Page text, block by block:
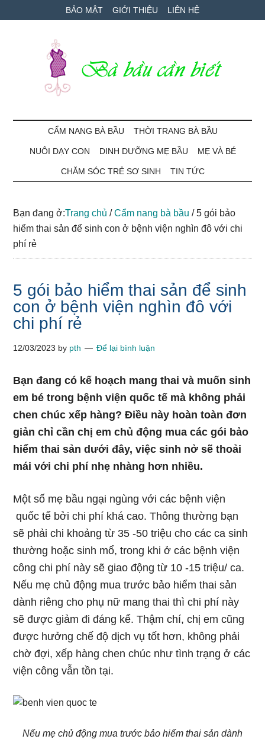
to
to
qua
BẢO MẬT GIỚI THIỆU LIÊN HỆ
Bà
Bầu
Cần
Biết
bé
CẨM NANG BÀ BẦU THỜI TRANG BÀ BẦU
NUÔI DẠY CON DINH DƯỠNG MẸ BẦU MẸ VÀ BÉ
CHĂM SÓC TRẺ SƠ SINH TIN TỨC
Bạn đang ở:Trang chủ / Cẩm nang bà bầu /5 gói bảo
hiểm thai sản để sinh con ở bệnh viện nghìn đô với chi
phí rẻ
5 gói bảo hiểm thai sản để sinh
con ở bệnh viện nghìn đô với
chi phí rẻ
12/03/2023 by pth Để lại bình luận
Bạn đang có kế hoạch mang thai và muốn sinh
em bé trong bệnh viện quốc tế mà không phải
chen chúc xếp hàng? Điều này hoàn toàn đơn
giản chỉ cần chị em chủ động mua các gói bảo
hiểm thai sản dưới đây, việc sinh nở sẽ thoải
mái với chi phí nhẹ nhàng hơn nhiều.
Một số mẹ bầu ngại ngùng với các bệnh viện
quốc tế bởi chi phí khá cao. Thông thường bạn
sẽ phải chi khoảng từ 35 -50 triệu cho các ca sinh
thường hoặc sinh mổ, trong khi ở các bệnh viện
công chi phí này sẽ giao động từ 10 -15 triệu/ ca.
Nếu mẹ chủ động mua trước bảo hiểm thai sản
dành riêng cho phụ nữ mang thai thì chi phí này
sẽ được giảm đi đáng kể. Thậm chí, chị em cũng
được hưởng chế độ dịch vụ tốt hơn, không phải
chờ đợi, xếp hàng chen chúc như tình trạng ở các
viện công vẫn tồn tại.
Nếu mẹ chủ động mua trước bảo hiểm thai sản dành